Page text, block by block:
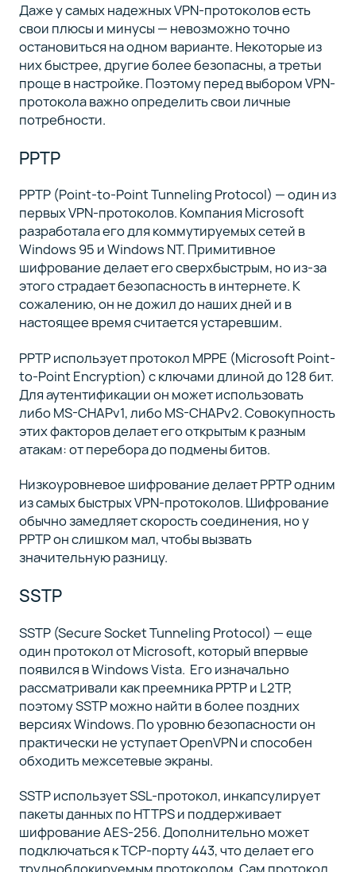
Даже у самых надежных VPN-протоколов есть
свои плюсы и минусы — невозможно точно
остановиться на одном варианте. Некоторые из
них быстрее, другие более безопасны, а третьи
проще в настройке. Поэтому перед выбором VPN-
протокола важно определить свои личные
потребности.
PPTP
PPTP (Point-to-Point Tunneling Protocol) — один из
первых VPN-протоколов. Компания Microsoft
разработала его для коммутируемых сетей в
Windows 95 и Windows NT. Примитивное
шифрование делает его сверхбыстрым, но из-за
этого страдает безопасность в интернете. К
сожалению, он не дожил до наших дней и в
настоящее время считается устаревшим.
PPTP использует протокол MPPE (Microsoft Point-
to-Point Encryption) с ключами длиной до 128 бит.
Для аутентификации он может использовать
либо MS-CHAPv1, либо MS-CHAPv2. Совокупность
этих факторов делает его открытым к разным
атакам: от перебора до подмены битов.
Низкоуровневое шифрование делает PPTP одним
из самых быстрых VPN-протоколов. Шифрование
обычно замедляет скорость соединения, но у
PPTP он слишком мал, чтобы вызвать
значительную разницу.
SSTP
SSTP (Secure Socket Tunneling Protocol) — еще
один протокол от Microsoft, который впервые
появился в Windows Vista. Его изначально
рассматривали как преемника PPTP и L2TP,
поэтому SSTP можно найти в более поздних
версиях Windows. По уровню безопасности он
практически не уступает OpenVPN и способен
обходить межсетевые экраны.
SSTP использует SSL-протокол, инкапсулирует
пакеты данных по HTTPS и поддерживает
шифрование AES-256. Дополнительно может
подключаться к TCP-порту 443, что делает его